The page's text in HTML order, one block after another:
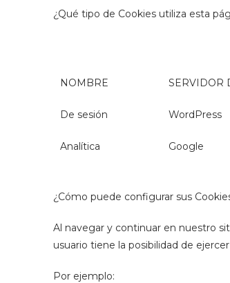
¿Qué tipo de Cookies utiliza esta
NOMBRE SERVIDOR
De sesión WordPress
Analítica Google
¿Cómo puede configurar sus
Al navegar y continuar en nuestro
usuario tiene la posibilidad de
Por ejemplo: